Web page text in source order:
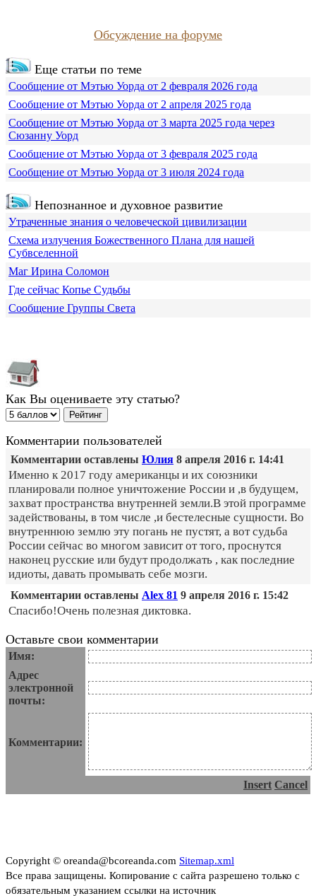
Обсуждение на форуме
Еще статьи по теме
Сообщение от Мэтью Уорда от 2 февраля 2026 года
Сообщение от Мэтью Уорда от 2 апреля 2025 года
Сообщение от Мэтью Уорда от 3 марта 2025 года через
Сюзанну Уорд
Сообщение от Мэтью Уорда от 3 февраля 2025 года
Сообщение от Мэтью Уорда от 3 июля 2024 года
Непознанное и духовное развитие
Утраченные знания о человеческой цивилизации
Схема излучения Божественного Плана для нашей
Субвселенной
Маг Ирина Соломон
Где сейчас Копье Судьбы
Сообщение Группы Света
Как Вы оцениваете эту статью?
Комментарии пользователей
Комментарии оставлены Юлия 8 апреля 2016 г. 14:41
Именно к 2017 году американцы и их союзники
планировали полное уничтожение России и ,в будущем,
захват пространства внутренней земли.В этой программе
задействованы, в том числе ,и бестелесные сущности. Во
внутреннюю землю эту погань не пустят, а вот судьба
России сейчас во многом зависит от того, проснутся
наконец русские или будут продолжать , как последние
идиоты, давать промывать себе мозги.
Комментарии оставлены Alex 81 9 апреля 2016 г. 15:42
Спасибо!Очень полезная диктовка.
Оставьте свои комментарии
Имя:
Адрес
электронной
почты:
Комментарии:
Insert Cancel
Copyright © oreanda@bcoreanda.com Sitemap.xml
Все права защищены. Копирование с сайта разрешено только с
обязательным указанием ссылки на источник